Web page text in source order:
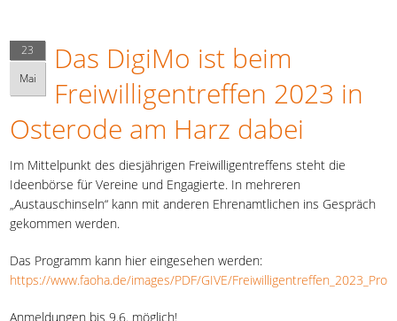
23
Mai
Das DigiMo ist beim
Freiwilligentreffen 2023 in
Osterode am Harz dabei
Im Mittelpunkt des diesjährigen Freiwilligentreffens steht die
Ideenbörse für Vereine und Engagierte. In mehreren
„Austauschinseln“ kann mit anderen Ehrenamtlichen ins Gespräch
gekommen werden.
Das Programm kann hier eingesehen werden:
https://www.faoha.de/images/PDF/GIVE/
Anmeldungen bis 9.6. möglich!